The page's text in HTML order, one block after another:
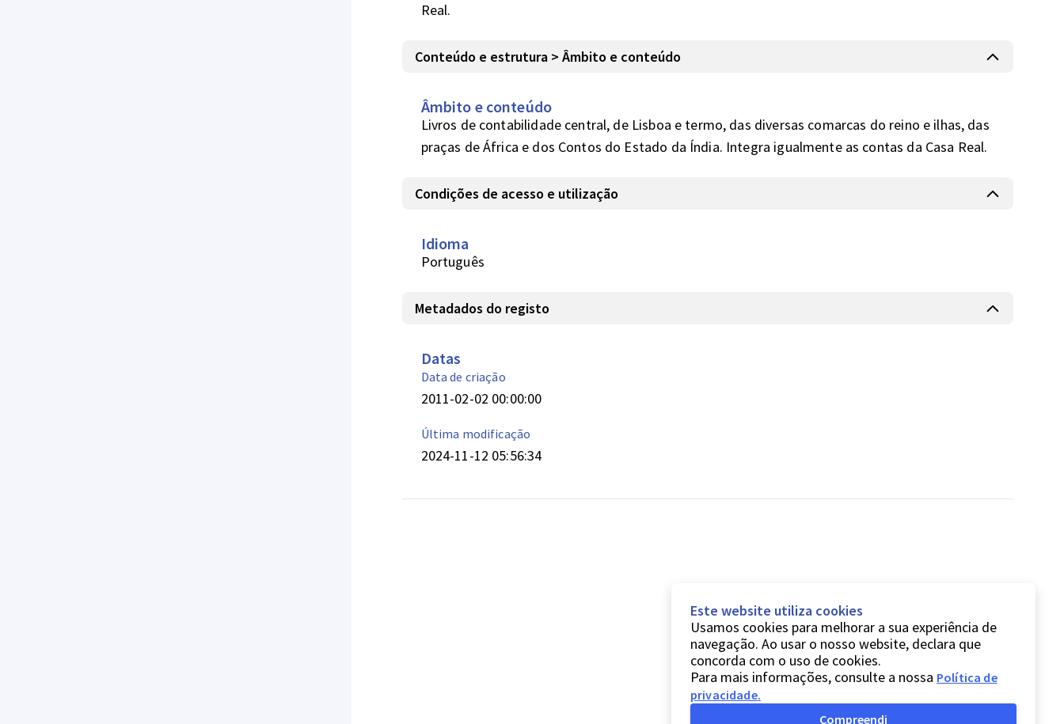
Real.
Conteúdo e estrutura > Âmbito e conteúdo
Âmbito e conteúdo
Livros de contabilidade central, de Lisboa e termo, das diversas comarcas do reino e ilhas, das
praças de África e dos Contos do Estado da Índia. Integra igualmente as contas da Casa Real.
Condições de acesso e utilização
Idioma
Português
Metadados do registo
Datas
Data de criação
2011-02-02 00:00:00
Última modificação
2024-11-12 05:56:34
Este website utiliza cookies
Usamos cookies para melhorar a sua experiência de
navegação. Ao usar o nosso website, declara que
concorda com o uso de cookies.
Para mais informações, consulte a nossa Política de
privacidade.
Compreendi